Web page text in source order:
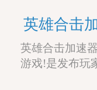
英雄合击
英雄合击加速
游戏!是发布玩